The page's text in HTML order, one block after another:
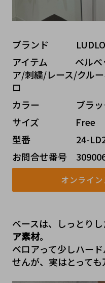
ブランド
アイテム   ベルベ
ア/刺繍/レース/クル
ロ
カラー    ブラッ
サイズ    Free
型番     24-
お問合せ番号
オンライ
ベースは、しっとり
ア素材。
ベロアって少しハー
せんが、実はとっても